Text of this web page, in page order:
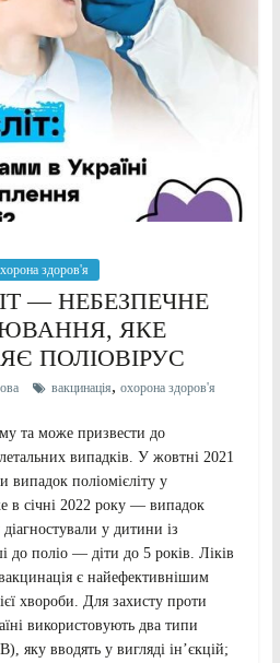
здоров'я
— НЕБЕЗПЕЧНЕ
ЯКЕ
ПОЛІОВІРУС
вакцинація, охорона здоров'я
та може призвести до
випадків. У жовтні 2021
випадок поліомієліту у
в січні 2022 року — випадок
у дитини із
до поліо — діти до 5 років. Ліків
є найефективнішим
хвороби. Для захисту проти
використовують два типи
яку вводять у вигляді ін’єкцій;